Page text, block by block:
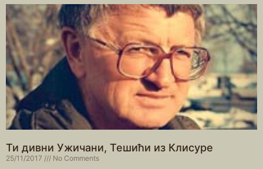
Ти дивни Ужичани, Тешићи из Клисуре
25/11/2017 No Comments